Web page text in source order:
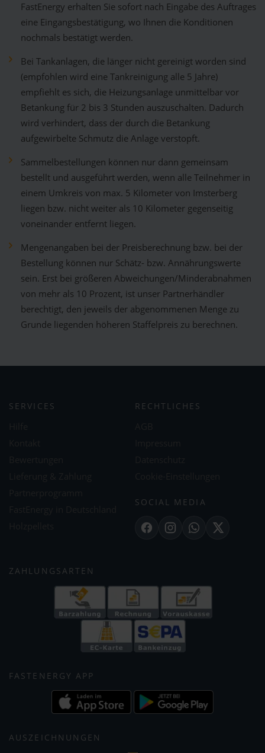
FastEnergy erhalten Sie sofort nach Eingabe des Auftrages
eine Eingangsbestätigung, wo Ihnen die Konditionen
nochmals bestätigt werden.
Bei Tankanlagen, die länger nicht gereinigt worden sind
(empfohlen wird eine Tankreinigung alle 5 Jahre)
empfiehlt es sich, die Heizungsanlage unmittelbar vor
Betankung für 2 bis 3 Stunden auszuschalten. Dadurch
wird verhindert, dass der durch die Betankung
aufgewirbelte Schmutz die Anlage verstopft.
Sammelbestellungen können nur dann gemeinsam
bestellt und ausgeführt werden, wenn alle Teilnehmer in
einem Umkreis von max. 5 Kilometer von Imsterberg
liegen bzw. nicht weiter als 10 Kilometer gegenseitig
voneinander entfernt liegen.
Mengenangaben bei der Preisberechnung bzw. bei der
Bestellung können nur Schätz- bzw. Annährungswerte
sein. Erst bei größeren Abweichungen/Minderabnahmen
von mehr als 10 Prozent, ist unser Partnerhändler
berechtigt, den jeweils der abgenommenen Menge zu
Grunde liegenden höheren Staffelpreis zu berechnen.
SERVICES RECHTLICHES
SOCIAL MEDIA
FacebookInstagramWhatsApp
X
ZAHLUNGSARTEN
FASTENERGY APP
AUSZEICHNUNGEN